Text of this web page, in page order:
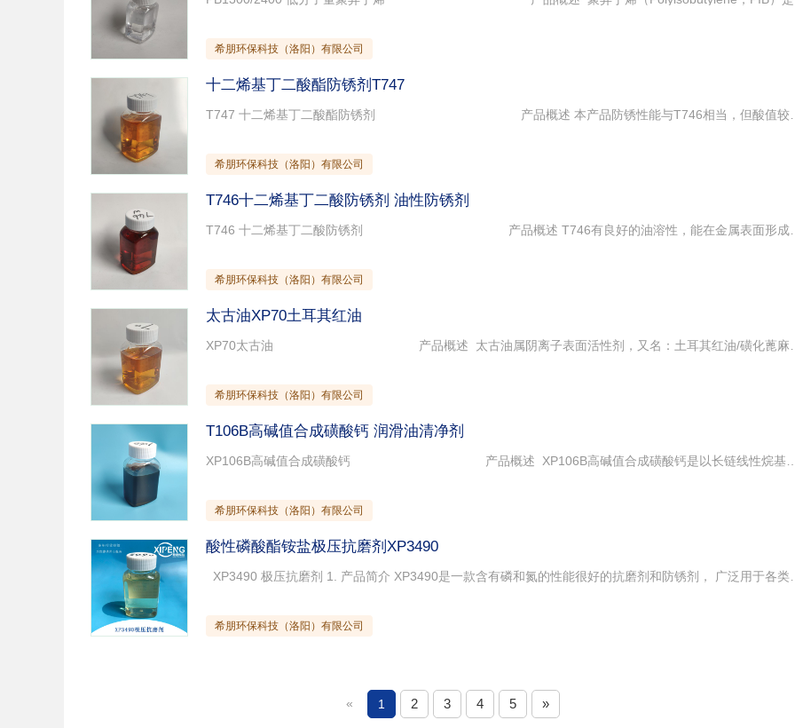
希朋环保科技（洛阳）有限公司
十二烯基丁二酸酯防锈剂T747
T747 十二烯基丁二酸酯防锈剂 产品概述 本产品防锈性能与T746相当，但酸值较低，流动性好，具有良好的油溶性，能在金属表面形成保护膜，防止金属表面腐蚀和锈蚀，与金属形成致密的油膜，是性能优良 的防
希朋环保科技（洛阳）有限公司
T746十二烯基丁二酸防锈剂 油性防锈剂
T746 十二烯基丁二酸防锈剂 产品概述 T746有良好的油溶性，能在金属表面形成牢固的油膜，全面保护金属不被锈蚀和腐蚀，是油品的优良防锈剂，但对铅和铸铁的防锈性差。 CAS号：11059-31-7 英文名：Dodecenylsuccinic
希朋环保科技（洛阳）有限公司
太古油XP70土耳其红油
XP70太古油 产品概述 太古油属阴离子表面活性剂，又名：土耳其红油/磺化蓖麻油/硫化蓖麻油。本品是磺化油的一种外观为淡黄至棕色的透明液体，广泛用于纺织、造纸、印染润色和分散， 并可用作金属切削拉丝行业乳化剂和冷却剂以及农药乳化剂。 分子式：C18Na2O6S CAS号：8002-33-3 英文名字（Sulfonated castor oil；Turkey red oil ; Red oil） 应 用 1、作炼棉助剂：练棉时多用烧碱为主要助剂，
希朋环保科技（洛阳）有限公司
T106B高碱值合成磺酸钙 润滑油清净剂
XP106B高碱值合成磺酸钙 产品概述 XP106B高碱值合成磺酸钙是以长链线性烷基苯磺酸为主要原料，通过中和及高碱化反应制成。该产品是金属清净剂的主要品种，具有优异的酸中和能力， 又具有很好的防锈性 和高温清净性及分水性，因而广泛应用于各种内燃机油，尤其适用于船用油。 产品特点 优良的高温清净性和酸中和能力； 优异的分水性、抗泡性和抗乳化性能； 浊度低、与各类基础油相容性好； 一定的防锈性； 与其他添加剂配伍性好 技术指标 项目 指标 测试方法 外观 红棕色粘稠液体 目测 密度(20℃),kg/m3 1100-1150 GB/T13377,ASTMD4052 粘度(100℃)，mm2/s 25-60 GB/T265,ASTMD445 闪点(开口) ℃ 不小于180 GB/T3536,ASTMD92 总碱值,mgKOH/g 不小于295 SH/
希朋环保科技（洛阳）有限公司
酸性磷酸酯铵盐极压抗磨剂XP3490
XP3490 极压抗磨剂 1. 产品简介 XP3490是一款含有磷和氮的性能很好的抗磨剂和防锈剂， 广泛用于各类润滑油和润滑脂中，如发 动机油、液压油、齿轮油和金属加工液等。本产品经济实用，既可用于通用配方，也可为 对抗磨性能有差异化要求的客户定制产品。XP3490 的特点如下： •产品近中性，应用范围广。 •抗磨防锈性能优异，加剂量低。 •无灰添加剂，不含有任何金属。 •易溶于各类基础油，和复合剂成品油脂相容性好。 2. 建议加剂量 齿轮油： 0.1 –1.0% wt 抗磨液压油： 0.1 –0.5% wt 发动机油： 0.3 –1.0% wt 金
希朋环保科技（洛阳）有限公司
« 1 2 3 4 5 »